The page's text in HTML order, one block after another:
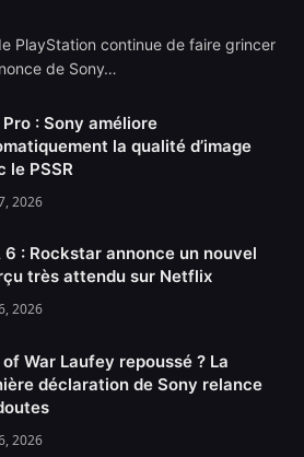
PlayStation continue de faire grincer
de Sony…
Pro : Sony améliore
la qualité d’image
le PSSR
2026
6 : Rockstar annonce un nouvel
très attendu sur Netflix
2026
of War Laufey repoussé ? La
déclaration de Sony relance
2026